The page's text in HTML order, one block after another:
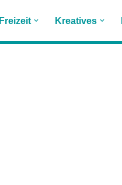
Freizeit Kreatives